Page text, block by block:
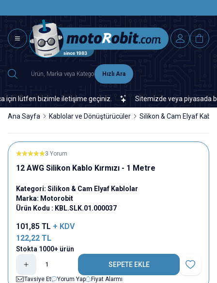
Hızlı Ara
lütfen bizimle iletişime geçiniz. Sitemizde veya piyasada
Ana Sayfa Kablolar ve Dönüştürücüler Silikon & Cam Elyaf
3 Yorum
12 AWG Silikon Kablo Kırmızı - 1 Metre
Kategori: Silikon & Cam Elyaf Kablolar
Marka: Motorobit
Ürün Kodu : KBL.SLK.01.000037
101,85 TL + KDV
122,22 TL
Stokta 1000+ ürün
SEPETE EKLE
Favoriye
Tavsiye Et
Yorum Yap Fiyat Alarmı